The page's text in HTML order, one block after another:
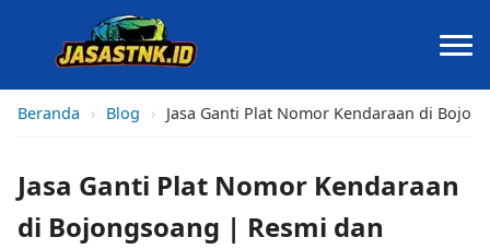
Beranda › Blog › Jasa Ganti Plat Nomor Kendaraan di
Jasa Ganti Plat Nomor Kendaraan
di Bojongsoang | Resmi dan